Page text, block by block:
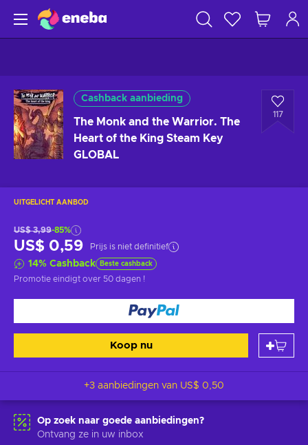
Cashback aanbieding
The Monk and the Warrior. The
Heart of the King Steam Key
GLOBAL
117
UITGELICHT AANBOD
US$ 3,99-85%
US$ 0,59 Prijs is niet definitief
14% Cashback Beste cashback
Promotie eindigt over 50 dagen !
Koop nu
+3 aanbiedingen van US$ 0,50
Op zoek naar goede aanbiedingen?
Ontvang ze in uw inbox